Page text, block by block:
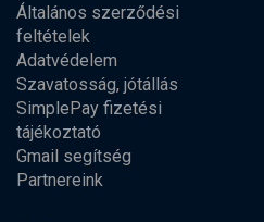
Általános szerződési
feltételek
Adatvédelem
Szavatosság, jótállás
SimplePay fizetési
tájékoztató
Gmail segítség
Partnereink